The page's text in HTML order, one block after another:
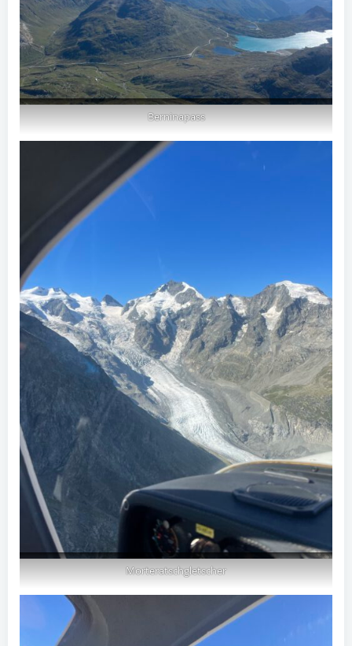
Berninapass
Morteratschgletscher